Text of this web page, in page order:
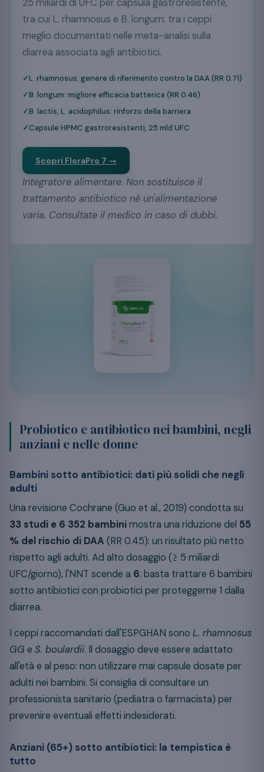
25 miliardi di UFC per capsula gastroresistente,
tra cui L. rhamnosus e B. longum: tra i ceppi
meglio documentati nelle meta-analisi sulla
diarrea associata agli antibiotici.
L. rhamnosus: genere di riferimento contro la DAA (RR 0.71)
B. longum: migliore efficacia batterica (RR 0.46)
B. lactis, L. acidophilus: rinforzo della barriera
Capsule HPMC gastroresistenti, 25 mld UFC
Scopri FloraPro 7 →
Integratore alimentare. Non sostituisce il
trattamento antibiotico né un'alimentazione
varia. Consultate il medico in caso di dubbi.
Probiotico e antibiotico nei bambini, negli
anziani e nelle donne
Bambini sotto antibiotici: dati più solidi che negli
adulti
Una revisione Cochrane (Guo et al., 2019) condotta su
33 studi e 6 352 bambinimostra una riduzione del 55
% del rischio di DAA (RR 0.45): un risultato più netto
rispetto agli adulti. Ad alto dosaggio (≥ 5 miliardi
UFC/giorno), l'NNT scende a 6: basta trattare 6 bambini
sotto antibiotici con probiotici per proteggerne 1 dalla
diarrea.
I ceppi raccomandati dall'ESPGHAN sono L. rhamnosus
GG e S. boulardii. Il dosaggio deve essere adattato
all'età e al peso: non utilizzare mai capsule dosate per
adulti nei bambini. Si consiglia di consultare un
professionista sanitario (pediatra o farmacista) per
prevenire eventuali effetti indesiderati.
Anziani (65+) sotto antibiotici: la tempistica è
tutto